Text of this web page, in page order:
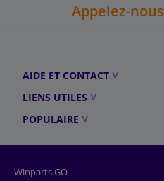
Appelez-nous
AIDE ET CONTACT
LIENS UTILES
POPULAIRE
Winparts GO